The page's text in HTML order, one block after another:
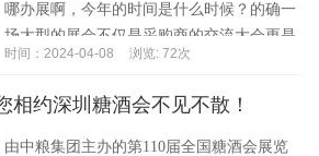
哪办展啊，今年的时间是什么时候？的确一
场大型的展会不仅是采购商的交流大会更是
一座城的经济的推动，深圳糖酒会旨在向采
时间：2024-04-08 浏览: 72次
相约深圳糖酒会不见不散！
由中粮集团主办的第110届全国糖酒会展览